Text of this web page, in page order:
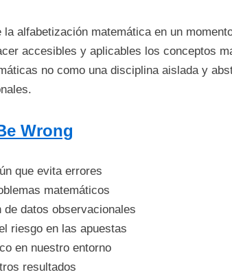
alfabetización matemática en un
accesibles y aplicables los conceptos
no como una disciplina aislada y
Wrong
que evita errores
matemáticos
datos observacionales
riesgo en las apuestas
en nuestro entorno
resultados